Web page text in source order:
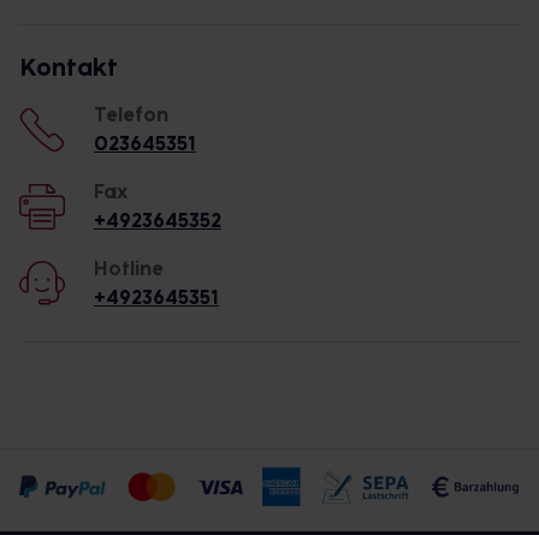
Kontakt
Telefon
023645351
Fax
+4923645352
Hotline
+4923645351